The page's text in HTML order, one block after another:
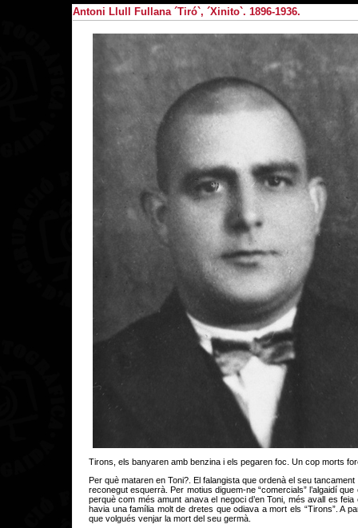
Antoni Llull Fullana ´Tiró`, ´Xinito`. 1896-1936.
Tirons, els banyaren amb benzina i els pegaren foc. Un cop morts
Per què mataren en Toni?. El falangista que ordenà el seu
reconegut esquerrà. Per motius diguem-ne “comercials” l’algaidí
perquè com més amunt anava el negoci d’en Toni, més avall es
havia una família molt de dretes que odiava a mort els “Tirons”. A
que volgués venjar la mort del seu germà.